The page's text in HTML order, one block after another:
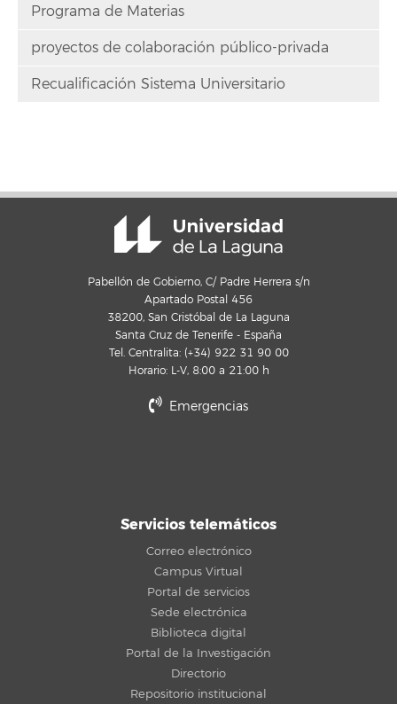
Programa de Materias
proyectos de colaboración público-privada
Recualificación Sistema Universitario
Pabellón de Gobierno, C/ Padre Herrera s/n
Apartado Postal 456
38200, San Cristóbal de La Laguna
Santa Cruz de Tenerife - España
Tel. Centralita: (+34) 922 31 90 00
Horario: L-V, 8:00 a 21:00 h
Emergencias
Servicios telemáticos
Correo electrónico
Campus Virtual
Portal de servicios
Sede electrónica
Biblioteca digital
Portal de la Investigación
Directorio
Repositorio institucional